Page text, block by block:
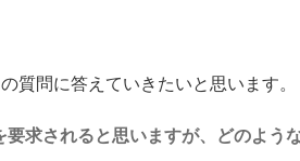
質問に答えていきたいと思います。
求されると思いますが、どのよう